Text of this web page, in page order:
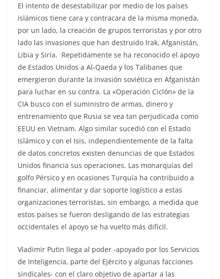
El intento de desestabilizar por medio de los países
islámicos tiene cara y contracara de la misma moneda,
por un lado, la creación de grupos terroristas y por otro
lado las invasiones que han destruido Irak, Afganistán,
Libia y Siria. Repetidamente se ha reconocido el apoyo
de Estados Unidos a Al-Qaeda y los Talibanes que
emergieron durante la invasión soviética en Afganistán
para luchar en su contra. La «Operación Ciclón» de la
CIA busco con el suministro de armas, dinero y
entrenamiento que Rusia se vea tan perjudicada como
EEUU en Vietnam. Algo similar sucedió con el Estado
Islámico y con el Isis, independientemente de la falta
de datos concretos existen denuncias de que Estados
Unidos financia sus operaciones. Las monarquías del
golfo Pérsico y en ocasiones Turquía ha contribuido a
financiar, alimentar y dar soporte logístico a estas
organizaciones terroristas, sin embargo, a medida que
estos países se fueron desligando de las estrategias
occidentales el apoyo se ha vuelto más difícil.
Vladimir Putin llega al poder -apoyado por los Servicios
de Inteligencia, parte del Ejército y algunas facciones
sindicales- con el claro objetivo de apartar a las